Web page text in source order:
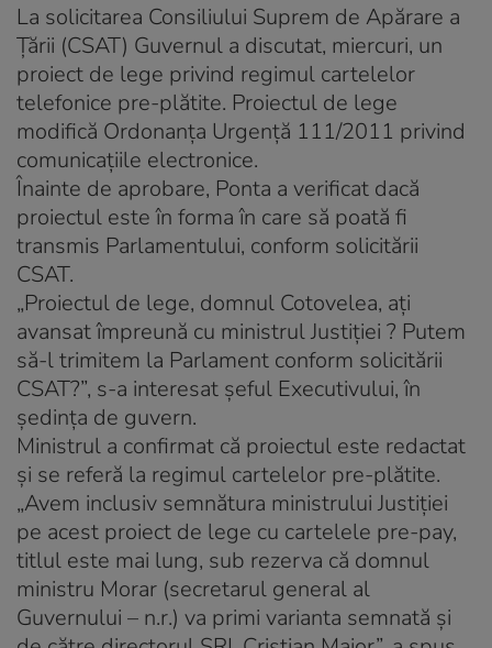
La solicitarea Consiliului Suprem de Apărare a
Ţării (CSAT) Guvernul a discutat, miercuri, un
proiect de lege privind regimul cartelelor
telefonice pre-plătite. Proiectul de lege
modifică Ordonanţa Urgenţă 111/2011 privind
comunicaţiile electronice.
Înainte de aprobare, Ponta a verificat dacă
proiectul este în forma în care să poată fi
transmis Parlamentului, conform solicitării
CSAT.
„Proiectul de lege, domnul Cotovelea, aţi
avansat împreună cu ministrul Justiţiei ? Putem
să-l trimitem la Parlament conform solicitării
CSAT?”, s-a interesat şeful Executivului, în
şedinţa de guvern.
Ministrul a confirmat că proiectul este redactat
şi se referă la regimul cartelelor pre-plătite.
„Avem inclusiv semnătura ministrului Justiţiei
pe acest proiect de lege cu cartelele pre-pay,
titlul este mai lung, sub rezerva că domnul
ministru Morar (secretarul general al
Guvernului – n.r.) va primi varianta semnată şi